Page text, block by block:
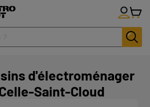
d'électroménager
Saint-Cloud